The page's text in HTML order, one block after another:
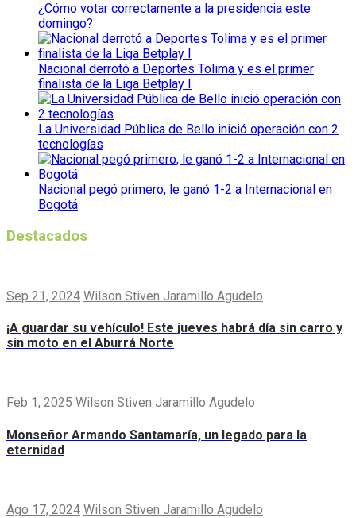
¿Cómo votar correctamente a la presidencia este
domingo?
Nacional derrotó a Deportes Tolima y es el primer
finalista de la Liga Betplay I
La Universidad Pública de Bello inició operación con 2
tecnologías
Nacional pegó primero, le ganó 1-2 a Internacional en
Bogotá
Destacados
Sep 21, 2024 Wilson Stiven Jaramillo Agudelo
¡A guardar su vehículo! Este jueves habrá día sin carro y
sin moto en el Aburrá Norte
Feb 1, 2025 Wilson Stiven Jaramillo Agudelo
Monseñor Armando Santamaría, un legado para la
eternidad
Ago 17, 2024 Wilson Stiven Jaramillo Agudelo